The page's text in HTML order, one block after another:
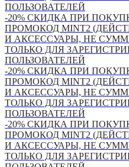
ПОЛЬЗОВАТЕЛЕЙ
-20% СКИДКА ПРИ
ПРОМОКОД MINT2
И АКСЕССУАРЫ, НЕ
ТОЛЬКО ДЛЯ
ПОЛЬЗОВАТЕЛЕЙ
-20% СКИДКА ПРИ
ПРОМОКОД MINT2
И АКСЕССУАРЫ, НЕ
ТОЛЬКО ДЛЯ
ПОЛЬЗОВАТЕЛЕЙ
-20% СКИДКА ПРИ
ПРОМОКОД MINT2
И АКСЕССУАРЫ, НЕ
ТОЛЬКО ДЛЯ